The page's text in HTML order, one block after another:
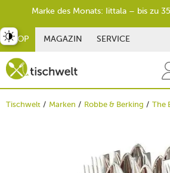
SHOP MAGAZIN SERVICE
Tischwelt Marken Robbe & Berking The
umschalten
Marke des Monats: Iittala – bis zu